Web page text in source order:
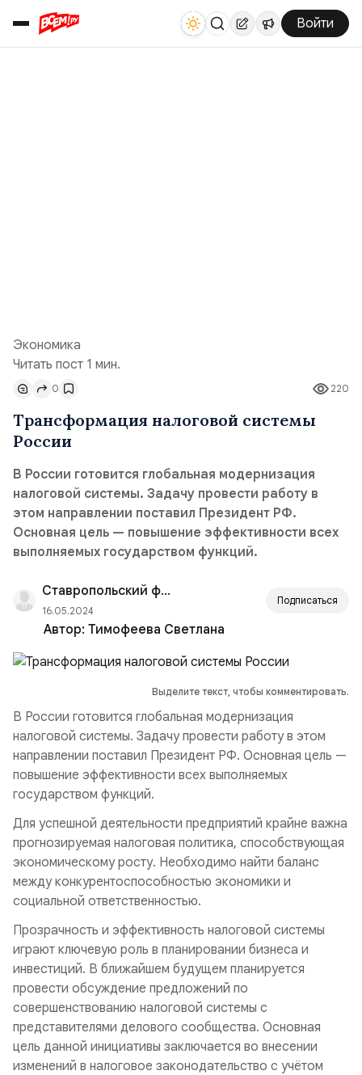
Войти
Экономика
Читать пост 1 мин.
220
0
Трансформация налоговой системы
России
В России готовится глобальная модернизация
налоговой системы. Задачу провести работу в
этом направлении поставил Президент РФ.
Основная цель — повышение эффективности всех
выполняемых государством функций.
Ставропольский филиал РАНХиГС
16.05.2024
Подписаться
Автор: Тимофеева Светлана
Выделите текст, чтобы комментировать.
В России готовится глобальная модернизация
налоговой системы. Задачу провести работу в этом
направлении поставил Президент РФ. Основная цель —
повышение эффективности всех выполняемых
государством функций.
Для успешной деятельности предприятий крайне важна
прогнозируемая налоговая политика, способствующая
экономическому росту. Необходимо найти баланс
между конкурентоспособностью экономики и
социальной ответственностью.
Прозрачность и эффективность налоговой системы
играют ключевую роль в планировании бизнеса и
инвестиций. В ближайшем будущем планируется
провести обсуждение предложений по
совершенствованию налоговой системы с
представителями делового сообщества. Основная
цель данной инициативы заключается во внесении
изменений в налоговое законодательство с учётом